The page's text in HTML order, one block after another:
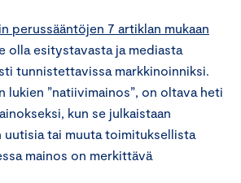
perussääntöjen 7 artiklan mukaan
olla esitystavasta ja mediasta
tunnistettavissa markkinoinniksi.
lukien ”natiivimainos”, on oltava heti
kun se julkaistaan
uutisia tai muuta toimituksellista
mainos on merkittävä